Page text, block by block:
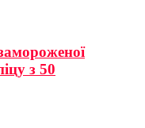
з 50